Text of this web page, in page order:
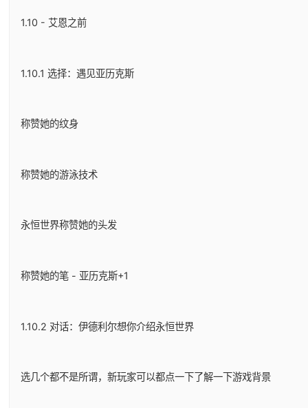
1.10 - 艾恩之前
1.10.1 选择：遇见亚历克斯
称赞她的纹身
称赞她的游泳技术
永恒世界称赞她的头发
称赞她的笔 - 亚历克斯+1
1.10.2 对话：伊德利尔想你介绍永恒世界
选几个都不是所谓，新玩家可以都点一下了解一下游戏背景